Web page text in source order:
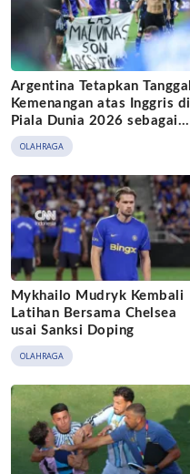
Argentina Tetapkan Tanggal
Kemenangan atas Inggris di
Piala Dunia 2026 sebagai
Hari Sepak Bola Nasional
OLAHRAGA
Mykhailo Mudryk Kembali
Latihan Bersama Chelsea
usai Sanksi Doping
OLAHRAGA